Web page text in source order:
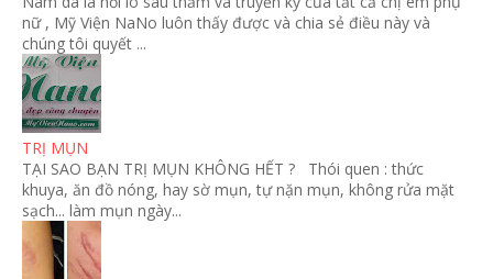
nữ , Mỹ Viện NaNo luôn thấy được và chia sẻ điều này và
chúng tôi quyết ...
TRỊ MỤN
TẠI SAO BẠN TRỊ MỤN KHÔNG HẾT ? Thói quen : thức
khuya, ăn đồ nóng, hay sờ mụn, tự nặn mụn, không rửa mặt
sạch... làm mụn ngày...